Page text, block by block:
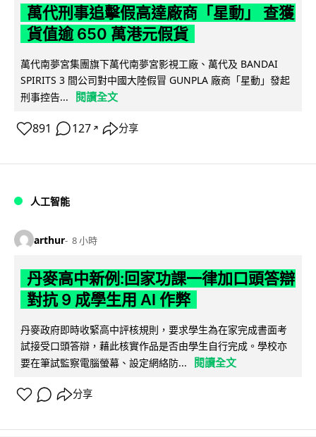
萬代刑事追擊假高達廠商「星動」 查獲
貨值逾 650 萬港元假貨
萬代南夢宮集團旗下萬代南夢宮影視工廠、萬代及 BANDAI
SPIRITS 3 間公司對中國大陸假冒 GUNPLA 廠商「星動」發起
刑事控告...
閱讀全文
891 127 ↗ 分享
人工智能
arthur 8 小時
丹麥高中新例:回家功課一律加口頭答辯
對抗 9 成學生用 AI 作弊
丹麥政府即時收緊高中評核規則，要求學生為在家完成書面考
試接受口頭答辯，藉此核實作品是否由學生自行完成。學校亦
要在筆試監察電腦螢幕、設定網絡防...
閱讀全文
分享